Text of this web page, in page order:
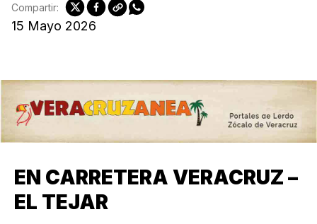
15 Mayo 2026
Compartir:
EN CARRETERA VERACRUZ –
EL TEJAR